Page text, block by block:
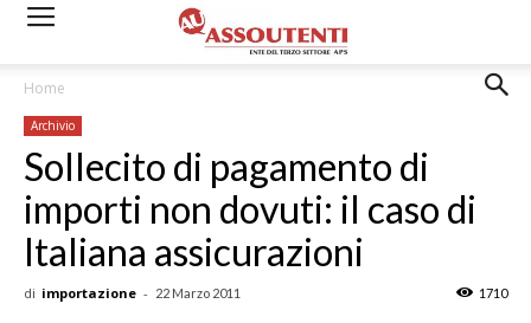
Home
Archivio
Sollecito di pagamento di
importi non dovuti: il caso di
Italiana assicurazioni
di importazione - 22 Marzo 2011 1710